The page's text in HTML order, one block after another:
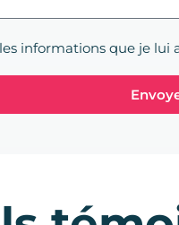
informations que je